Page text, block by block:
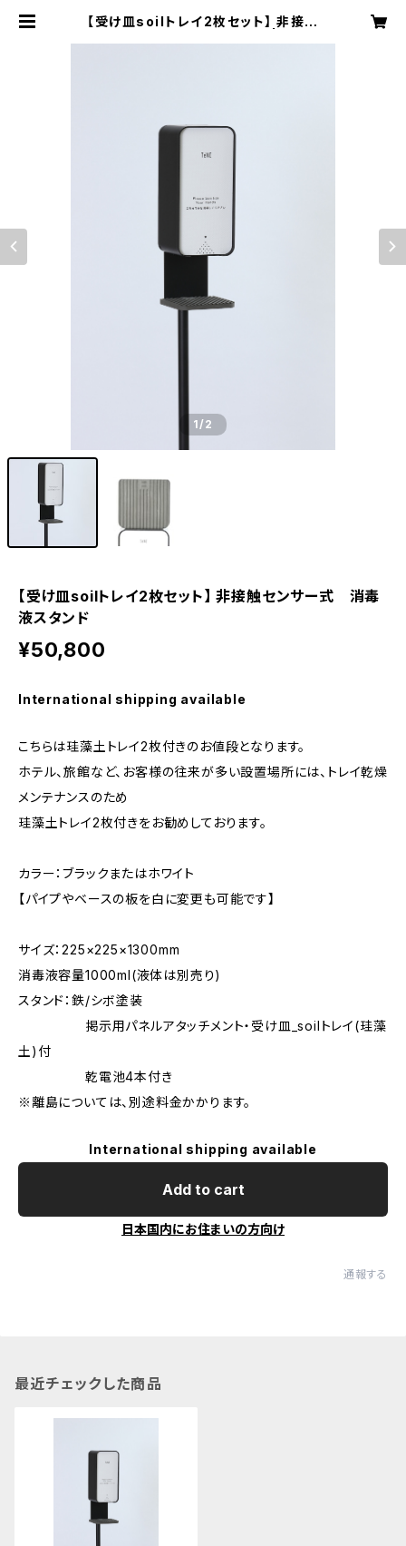
【受け皿soilトレイ2枚セット】 非接触
1/2
【受け皿soilトレイ2枚セット】 非接触センサー式 消毒
液スタンド
¥50,800
International shipping available
こちらは珪藻土トレイ2枚付きのお値段となります。
ホテル、旅館など、お客様の往来が多い設置場所には、トレイ乾燥
メンテナンスのため
珪藻土トレイ2枚付きをお勧めしております。
カラー：ブラックまたはホワイト
【パイプやベースの板を白に変更も可能です】
サイズ：225×225×1300mm
消毒液容量1000ml(液体は別売り)
スタンド：鉄/シボ塗装
掲示用パネルアタッチメント・受け皿_soilトレイ(珪藻
土)付
乾電池4本付き
※離島については、別途料金かかります。
International shipping available
Add to cart
日本国内にお住まいの方向け
通報する
最近チェックした商品